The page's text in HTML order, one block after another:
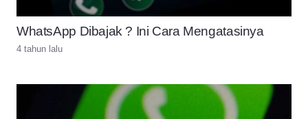
WhatsApp Dibajak ? Ini Cara Mengatasinya
4 tahun lalu